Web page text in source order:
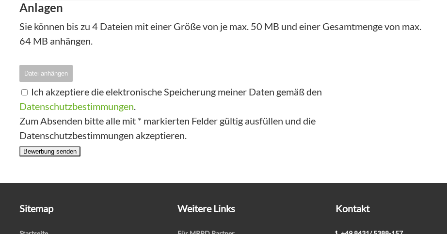
Anlagen
Sie können bis zu 4 Dateien mit einer Größe von je max. 50 MB und einer Gesamtmenge von max.
64 MB anhängen.
Datei anhängen
Ich akzeptiere die elektronische Speicherung meiner Daten gemäß den
Datenschutzbestimmungen.
Zum Absenden bitte alle mit * markierten Felder gültig ausfüllen und die
Datenschutzbestimmungen akzeptieren.
Bewerbung senden
Sitemap Weitere Links Kontakt